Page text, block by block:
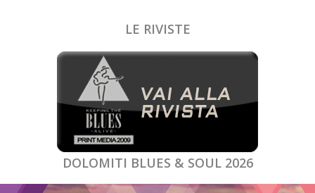
LE RIVISTE
DOLOMITI BLUES & SOUL 2026